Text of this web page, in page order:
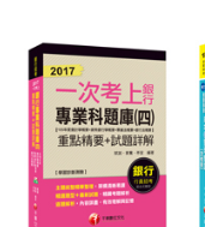
土地銀行、
合作金庫、
彰化銀行、
第一銀行、
華南銀行、
兆豐銀行、
臺灣中小企
銀]